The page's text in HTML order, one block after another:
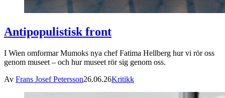
Antipopulistisk front
I Wien omformar Mumoks nya chef Fatima Hellberg hur vi rör oss
genom museet – och hur museet rör sig genom oss.
Av Frans Josef Petersson26.06.26Kritikk